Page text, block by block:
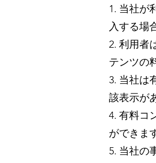
1. 当社が
入する場
2. 利用者
テンツの
3. 当社は
該表示が
4. 有料コ
ができま
5. 当社の